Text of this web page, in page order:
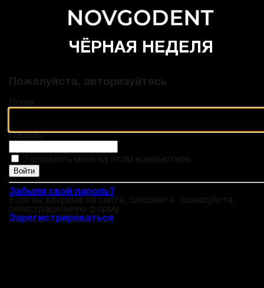
ЧЁРНАЯ НЕДЕЛЯ
Пожалуйста, авторизуйтесь
Логин
Пароль
Запомнить меня на этом компьютере
Забыли свой пароль?
Если вы впервые на сайте, заполните, пожалуйста,
регистрационную форму.
Зарегистрироваться